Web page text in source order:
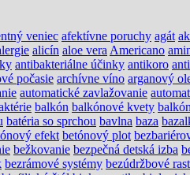
veniec afektívne poruchy agát
alicín aloe vera Americano
antibakteriálne účinky antikoro
počasie archívne víno arganový
automatické zavlažovanie
balkón balkónové kvety
batéria so sprchou bavlna baza
efekt betónový plot
bežkovanie bezpečná detská izba
bezrámové systémy bezúdržbové